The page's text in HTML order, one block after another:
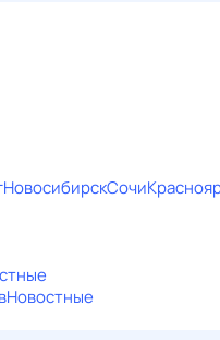
НовосибирскСочи
Новостные